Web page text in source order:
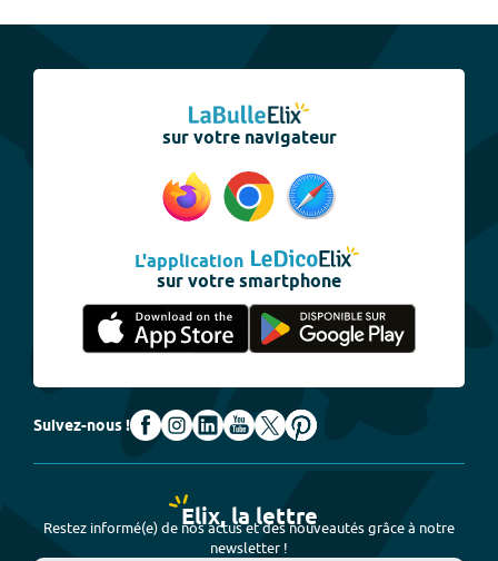
sur votre navigateur
L'application
sur votre smartphone
Suivez-nous !
Elix, la lettre
Restez informé(e) de nos actus et des nouveautés grâce à notre
newsletter !